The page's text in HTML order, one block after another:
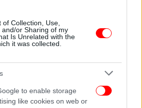
Collection, Use,
and/or Sharing of my
Is Unrelated with the
it was collected.
to enable storage
like cookies on web or
ομάδα Δημοκρατικών νομοθετών
προς την ηγεσία της Βουλής